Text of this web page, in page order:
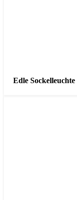
Edle Sockelleuchte